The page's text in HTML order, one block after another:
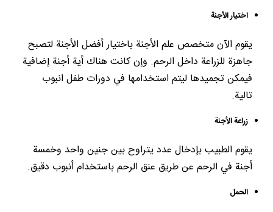
اختيار الأجنة
يقوم الآن متخصص علم الأجنة باختيار أفضل الأجنة لتصبح
جاهزة للزراعة داخل الرحم. وإن كانت هناك أية أجنة إضافية
فيمكن تجميدها ليتم استخدامها في دورات طفل انبوب
تالية.
زراعة الأجنة
يقوم الطبيب بإدخال عدد يتراوح بين جنين واحد وخمسة
أجنة في الرحم عن طريق عنق الرحم باستخدام أنبوب دقيق.
الحمل